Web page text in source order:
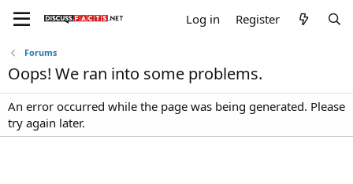
Log in Register
Forums
Oops! We ran into some problems.
An error occurred while the page was being generated. Please
try again later.